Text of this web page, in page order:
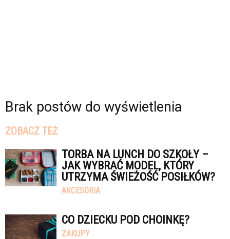
Brak postów do wyświetlenia
ZOBACZ TEŻ
TORBA NA LUNCH DO SZKOŁY –
JAK WYBRAĆ MODEL, KTÓRY
UTRZYMA ŚWIEŻOŚĆ POSIŁKÓW?
AKCESORIA
CO DZIECKU POD CHOINKĘ?
ZAKUPY